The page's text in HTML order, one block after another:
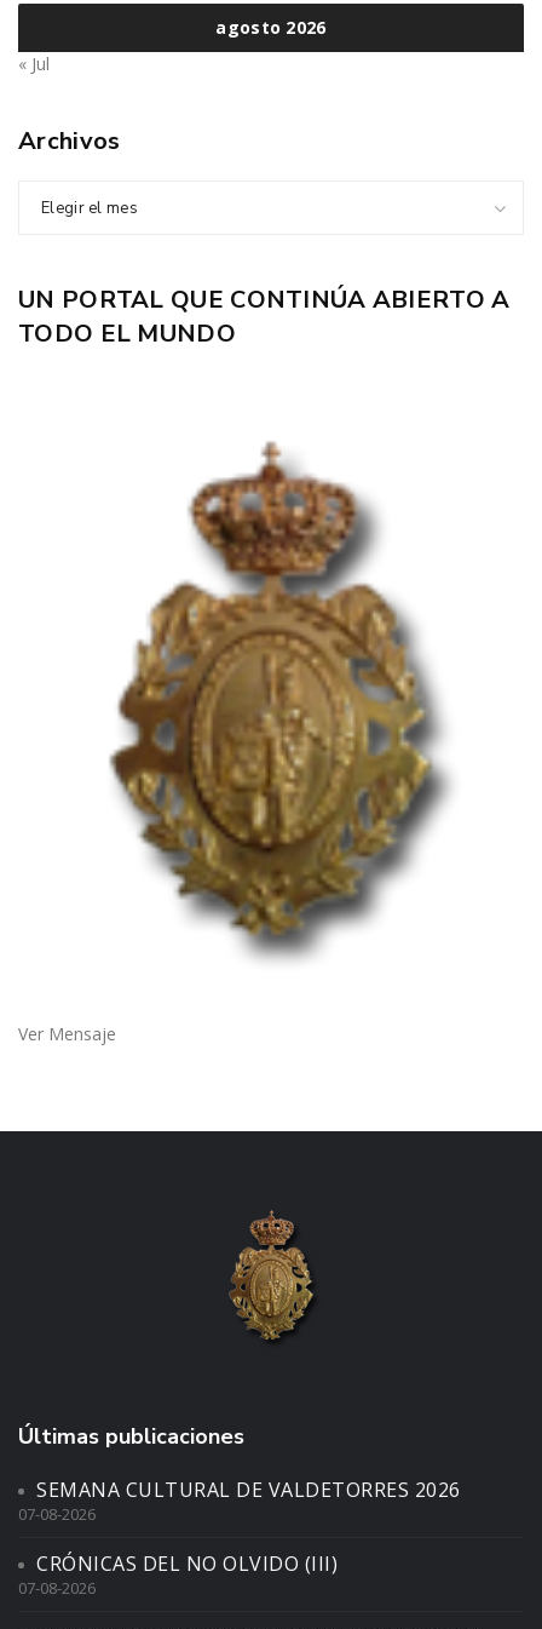
agosto 2026
« Jul
Archivos
Elegir el mes
UN PORTAL QUE CONTINÚA ABIERTO A
TODO EL MUNDO
Ver Mensaje
Últimas publicaciones
SEMANA CULTURAL DE VALDETORRES 2026
07-08-2026
CRÓNICAS DEL NO OLVIDO (III)
07-08-2026